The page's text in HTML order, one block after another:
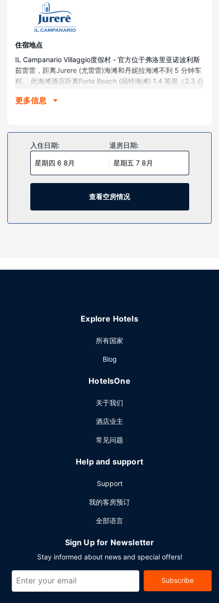
住宿地点
IL Campanario Villaggio度假村 - 官方位于弗洛里亚诺波利斯
茹雷雷，距离Jurere (尤雷雷)海滩和丹妮拉海滩不到 5 分钟车
程。 此海滩酒店距离Forte Beach (福特海滩) 1.4 英里（2.3 公
客房
有私人阳台。提供免费无线网络，方便您与朋友保持联系。便
利设施包括电话，以及保险箱和迷你吧。
您可在2 个室外游泳池中放松一下，或者享受桑拿和健身中心
等其他度假设施。此酒店的其他设施包括免费 WiFi、礼宾服务
酒店设有 2 间餐厅，您可以选择到La Fontana简单吃一点，也
其他设施
更多信息
入住日期:
星期四 6 8月
退房日期:
星期五 7 8月
查看空房情况
Explore Hotels
所有国家
Blog
HotelsOne
关于我们
酒店业主
常见问题
Help and support
Support
我的客房预订
全部语言
Sign Up for Newsletter
Stay informed about news and special offers!
Subscribe